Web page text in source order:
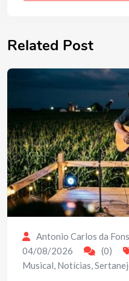
Related Post
Antonio Carlos da
04/08/2026
(0)
Musical, Notícias,